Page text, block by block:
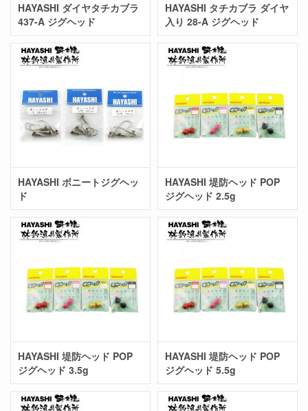
HAYASHI ダイヤタチカブラ
437-A ジグヘッド
HAYASHI タチカブラ ダイヤ
入り 28-A ジグヘッド
HAYASHI ボニートジグヘッ
ド
HAYASHI 堤防ヘッド POP
ジグヘッド 2.5g
HAYASHI 堤防ヘッド POP
ジグヘッド 3.5g
HAYASHI 堤防ヘッド POP
ジグヘッド 5.5g